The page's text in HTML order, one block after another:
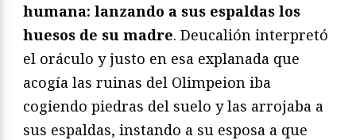
humana: lanzando a sus espaldas los
huesos de su madre. Deucalión interpretó
el oráculo y justo en esa explanada que
acogía las ruinas del Olimpeion iba
cogiendo piedras del suelo y las arrojaba a
sus espaldas, instando a su esposa a que